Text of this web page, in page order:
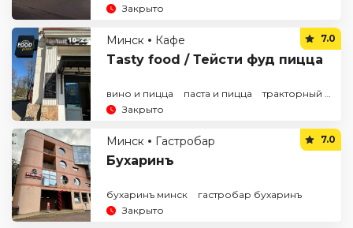
Закрыто
Минск Кафе
Tasty food / Тейсти фуд пицца
7.0
вино и пицца паста и пицца
тракторный завод
Закрыто
Минск Гастробар
Бухаринъ
7.0
бухаринъ минск
гастробар бухаринъ
Закрыто